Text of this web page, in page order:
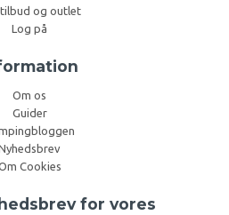
tilbud og outlet
Log på
Om os
Guider
Cookies
for vores